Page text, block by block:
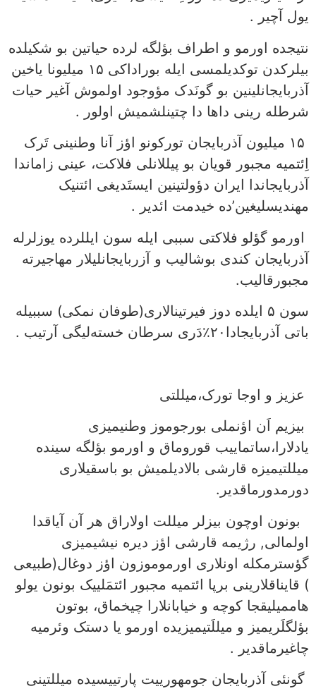
یول آچیر .
نتیجده اورمو و اطراف بؤلگه لرده حیاتین بو شکیلده
بیلرکدن توکدیلمسی ایله بوراداکی ۱۵ میلیونا یاخین
آذربایجانلینین بو گونَدک مؤوجود اولموش آغیر حیات
شرطله رینی داها دا چتینلشمیش اولور .
۱۵ میلیون آذربایجان تورکونو اؤز آنا وطنینی تَرک
اِئتمیه مجبور قویان بو پیللانلی فلاکت، عینی زاماندا
آذربایجاندا ایران دؤولتینین ایستَدیغی ائتنیک
مهندیسلیغین’ده خیدمت ائدیر .
اورمو گؤلو فلاکتی سببی ایله سون ایللرده یوزلرله
آذربایجان کندی بوشالیب و آزربایجانلیلار مهاجیرته
مجبورقالیب.
سون ۵ ایلده دوز فیرتینالاری(طوفان نمکی) سببیله
باتی آذربایجادا۲۰٪دَری سرطان خسته‌لیگی آرتیب .
عزیز و اوجا تورک،میللتی
بیزیم اَن اؤنملی بورجوموز وطنیمیزی
یادلارا،ساتماییب قوروماق و اورمو بؤلگه سینده
میللتیمیزه قارشی بالادیلمیش بو باسقیلاری
دورمدورماقدیر.
بونون اوچون بیزلر میللت اولاراق هر آن آیاقدا
اولمالی, رژیمه قارشی اؤز دیره نیشیمیزی
گؤسترمکله اونلاری اورموموزون اؤز دوغال(طبیعی
) قایناقلارینی برپا ائتمیه مجبور ائتمَلییک بونون یولو
هاممیلیقجا کوچه و خیابانلارا چیخماق، بوتون
بؤلگلَریمیز و میللَتیمیزیده اورمو یا دستک وئرمیه
چاغیرماقدیر .
گونئی آذربایجان جومهورییت پارتییسیده میللتینی